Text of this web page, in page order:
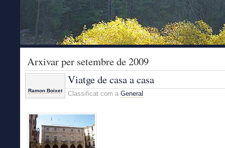
Arxivar per setembre de 2009
Ramon Boixet
Viatge de casa a casa
Classificat com a General